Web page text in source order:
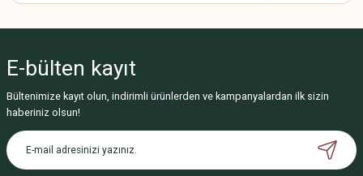
E-bülten kayıt
Bültenimize kayıt olun, indirimli ürünlerden ve kampanyalardan ilk sizin
haberiniz olsun!